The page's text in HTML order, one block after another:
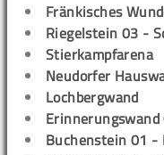
Fränkisches
Riegelstein 03 -
Stierkampfarena
Neudorfer
Lochbergwand
Buchenstein 01 -